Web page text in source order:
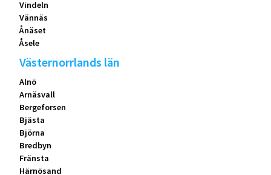
Vindeln
Vännäs
Ånäset
Åsele
Västernorrlands län
Alnö
Arnäsvall
Bergeforsen
Bjästa
Björna
Bredbyn
Fränsta
Härnösand